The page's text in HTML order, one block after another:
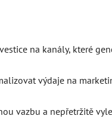
na kanály, které
výdaje na
vazbu a nepřetržitě